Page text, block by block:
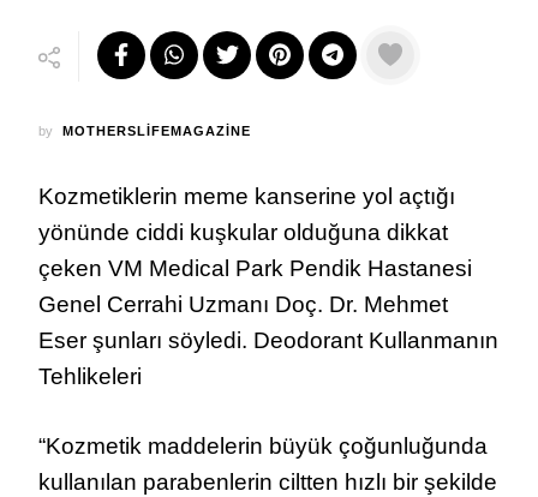
by MOTHERSLIFEMAGAZINE
Kozmetiklerin meme kanserine yol açtığı
yönünde ciddi kuşkular olduğuna dikkat
çeken VM Medical Park Pendik Hastanesi
Genel Cerrahi Uzmanı Doç. Dr. Mehmet
Eser şunları söyledi. Deodorant Kullanmanın
Tehlikeleri
“Kozmetik maddelerin büyük çoğunluğunda
kullanılan parabenlerin ciltten hızlı bir şekilde